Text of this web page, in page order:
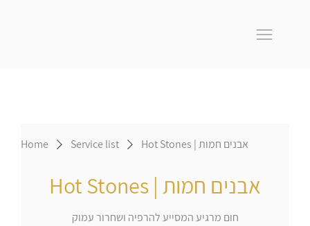
Home Service list Hot Stones | אבנים חמות
Hot Stones | אבנים חמות
חום מרגיע המסייע להרפיה ושחרור עמוק